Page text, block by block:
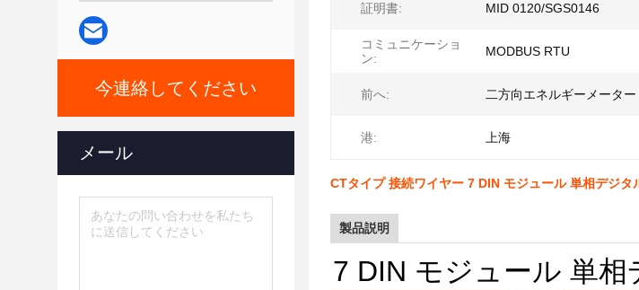
今連絡してください
メール
証明書: MID 0120/SGS0146
コミュニケーショ
ン:
MODBUS RTU
前へ: 二方向エネルギーメーター
港: 上海
CTタイプ 接続ワイヤー 7 DIN モジュール 単相デジタ
製品説明
7 DIN モジュール 単